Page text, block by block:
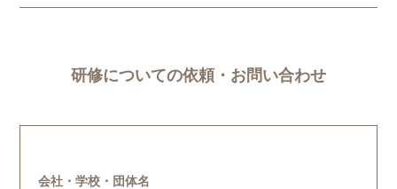
研修についての依頼・お問い合わせ
会社・学校・団体名